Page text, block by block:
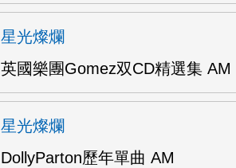
星光燦爛
英國樂團Gomez双CD精選集 AM
星光燦爛
DollyParton歷年單曲 AM